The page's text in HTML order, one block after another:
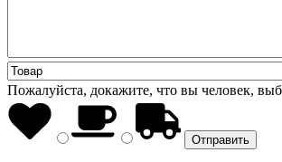
Пожалуйста, докажите, что вы человек,